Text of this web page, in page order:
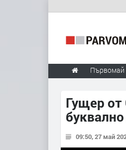
Първомай
Гущер от
буквално
09:50, 27 май